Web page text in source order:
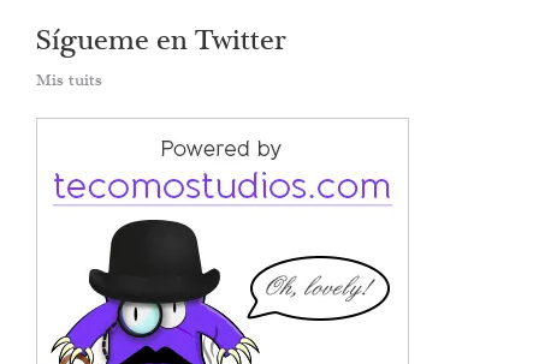
Sígueme en Twitter
Mis tuits